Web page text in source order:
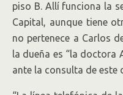
piso B. Allí funciona la
Capital, aunque tiene
no pertenece a Carlos
la dueña es “la doctora
ante la consulta de este